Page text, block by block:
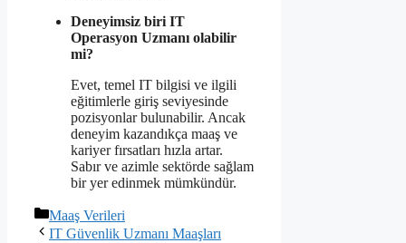
Deneyimsiz biri IT
Operasyon Uzmanı olabilir
mi?
Evet, temel IT bilgisi ve ilgili
eğitimlerle giriş seviyesinde
pozisyonlar bulunabilir. Ancak
deneyim kazandıkça maaş ve
kariyer fırsatları hızla artar.
Sabır ve azimle sektörde sağlam
bir yer edinmek mümkündür.
Kategoriler
Maaş Verileri
IT Güvenlik Uzmanı Maaşları